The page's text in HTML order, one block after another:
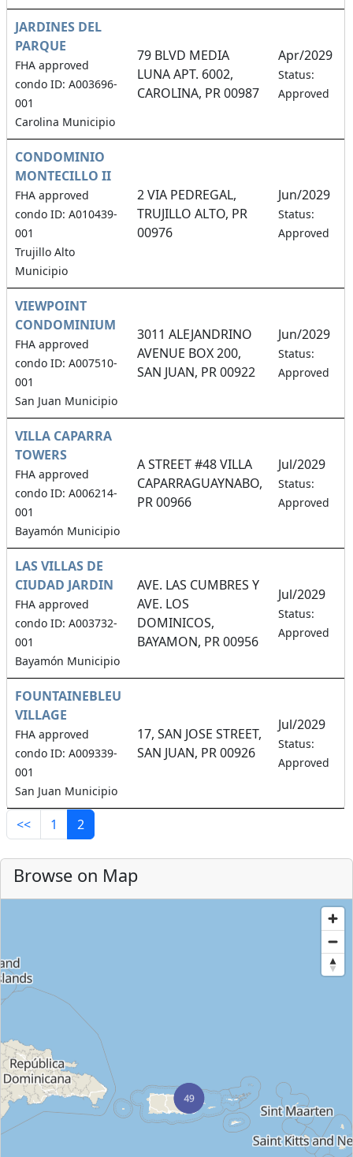
JARDINES DEL
PARQUE
FHA approved
condo ID: A003696-
001
Carolina Municipio
79 BLVD MEDIA
LUNA APT. 6002,
CAROLINA, PR 00987
Apr/2029
Status:
Approved
CONDOMINIO
MONTECILLO II
FHA approved
condo ID: A010439-
001
Trujillo Alto
Municipio
2 VIA PEDREGAL,
TRUJILLO ALTO, PR
00976
Jun/2029
Status:
Approved
VIEWPOINT
CONDOMINIUM
FHA approved
condo ID: A007510-
001
San Juan Municipio
3011 ALEJANDRINO
AVENUE BOX 200,
SAN JUAN, PR 00922
Jun/2029
Status:
Approved
VILLA CAPARRA
TOWERS
FHA approved
condo ID: A006214-
001
Bayamón Municipio
A STREET #48 VILLA
CAPARRAGUAYNABO,
PR 00966
Jul/2029
Status:
Approved
LAS VILLAS DE
CIUDAD JARDIN
FHA approved
condo ID: A003732-
001
Bayamón Municipio
AVE. LAS CUMBRES Y
AVE. LOS
DOMINICOS,
BAYAMON, PR 00956
Jul/2029
Status:
Approved
FOUNTAINEBLEU
VILLAGE
FHA approved
condo ID: A009339-
001
San Juan Municipio
17, SAN JOSE STREET,
SAN JUAN, PR 00926
Jul/2029
Status:
Approved
<< 1 2
Browse on Map